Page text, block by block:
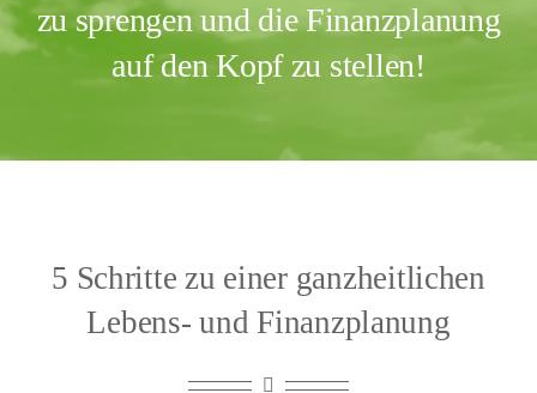
zu sprengen und die Finanzplanung
auf den Kopf zu stellen!
5 Schritte zu einer ganzheitlichen
Lebens- und Finanzplanung